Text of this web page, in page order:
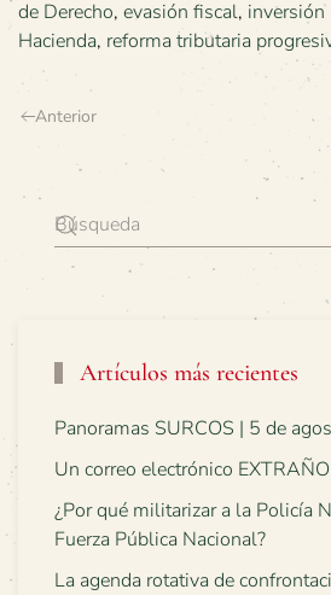
de Derecho, evasión fiscal, inversión
Hacienda, reforma tributaria
Anterior
Artículos más recientes
Panoramas SURCOS | 5 de
Un correo electrónico
¿Por qué militarizar a la Policía
Fuerza Pública Nacional?
La agenda rotativa de